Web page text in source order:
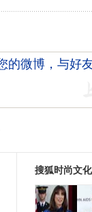
搜狐时尚文